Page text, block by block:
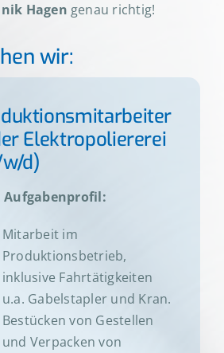
Hagen genau richtig!
wir:
Elektropoliererei
d)
Aufgabenprofil:
Mitarbeit im
Produktionsbetrieb,
inklusive Fahrtätigkeiten
u.a. Gabelstapler und Kran.
Bestücken von Gestellen
und Verpacken von